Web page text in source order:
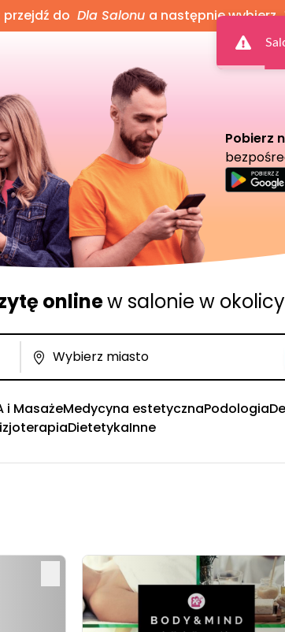
przejdź do Dla Salonu a następnie wybierz
Pobierz
onlinew salonie w okolicy
i MasażeMedycyna estetycznaPodologia
DietetykaInne